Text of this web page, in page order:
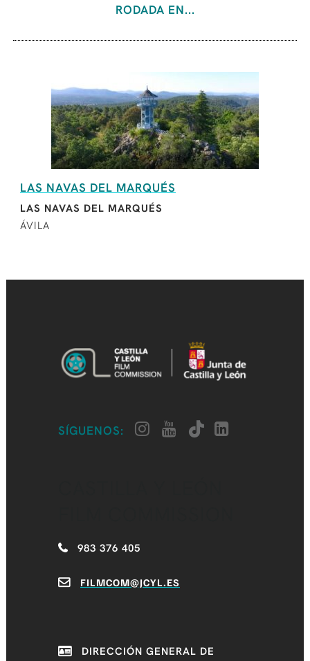
RODADA EN...
LAS NAVAS DEL MARQUÉS
LAS NAVAS DEL MARQUÉS
ÁVILA
SÍGUENOS:
983 376 405
FILMCOM@JCYL.ES
DIRECCIÓN GENERAL DE